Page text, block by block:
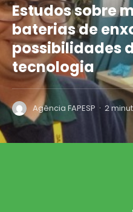
Estudos sobre
baterias de
possibilidades
tecnologia
Agência FAPESP · 2